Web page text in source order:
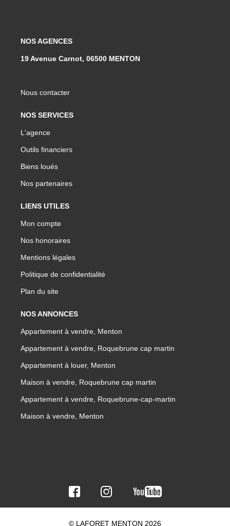
NOS AGENCES
19 Avenue Carnot, 06500 MENTON
Nous contacter
NOS SERVICES
L'agence
Outils financiers
Biens loués
Nos partenaires
LIENS UTILES
Mon compte
Nos honoraires
Mentions légales
Politique de confidentialité
Plan du site
NOS ANNONCES
Appartement à vendre, Menton
Appartement à vendre, Roquebrune cap martin
Appartement à louer, Menton
Maison à vendre, Roquebrune cap martin
Appartement à vendre, Roquebrune-cap-martin
Maison à vendre, Menton
© LAFORET MENTON 2026